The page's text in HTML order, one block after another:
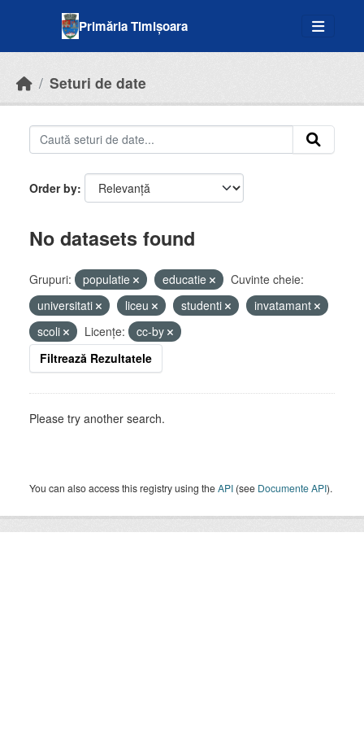
Primăria Timișoara
Seturi de date
Order by
No datasets found
Grupuri: populatie educatie
Cuvinte cheie:
universitati
liceu studenti
invatamant
scoli
Licenţe:
cc-by
Filtrează Rezultatele
Please try another search.
You can also access this registry using theAPI (see Documente API).